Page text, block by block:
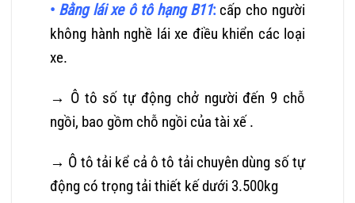
• Bằng lái xe ô tô hạng B11: cấp cho người
không hành nghề lái xe điều khiển các loại
xe.
→ Ô tô số tự động chở người đến 9 chỗ
ngồi, bao gồm chỗ ngồi của tài xế .
→ Ô tô tải kể cả ô tô tải chuyên dùng số tự
động có trọng tải thiết kế dưới 3.500kg